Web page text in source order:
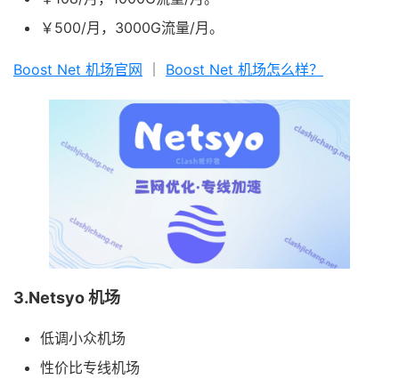
￥500/月，3000G流量/月。
Boost Net 机场官网 Boost Net 机场怎么样？
3.Netsyo 机场
低调小众机场
性价比专线机场